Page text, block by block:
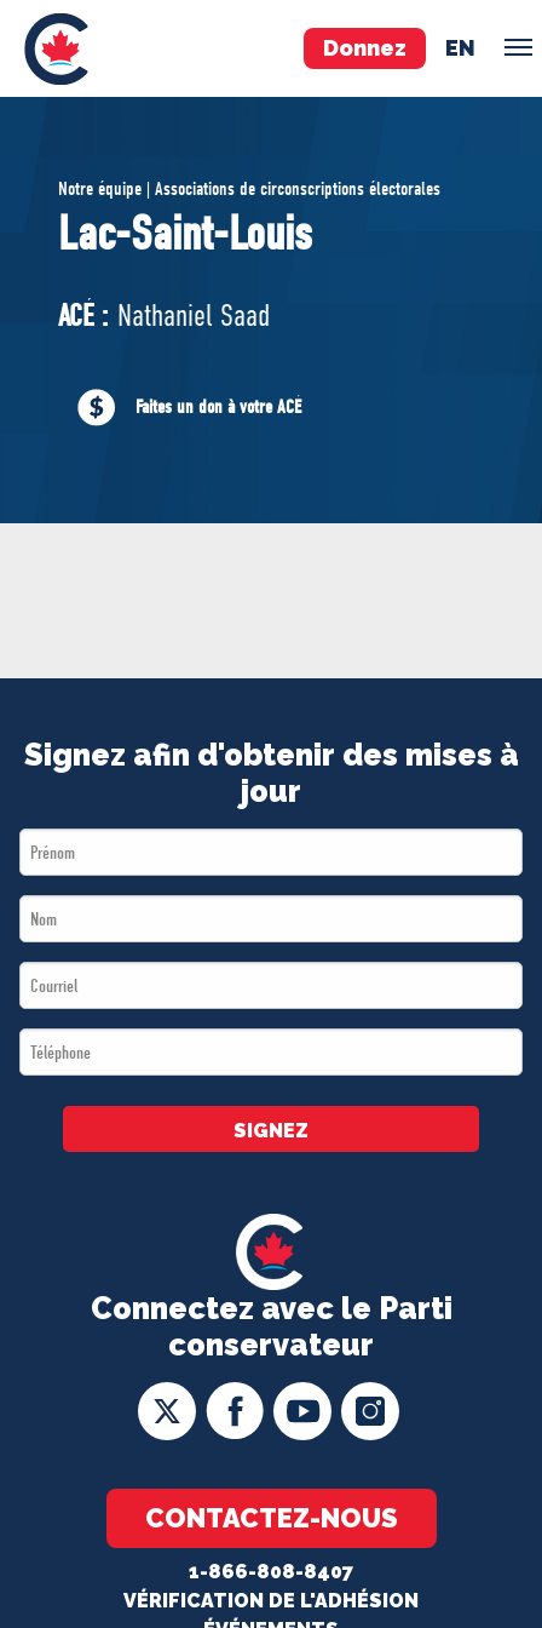
Donnez EN
ÉQUIPE
Pierre Poilievre
Vos députés conservateurs
Cabinet fantôme
Exécutif national
BOUTIQUE
Notre équipe | Associations de circonscriptions électorales
Lac-Saint-Louis
ACÉ : Nathaniel Saad
Faites un don à votre ACÉ
Connectez avec le Parti
conservateur
CONTACTEZ-NOUS
1-866-808-8407
VÉRIFICATION DE L'ADHÉSION
Signez afin d'obtenir des mises à
jour
First
Name
Last
Name
Email
*
Téléphone
*
SIGNEZ